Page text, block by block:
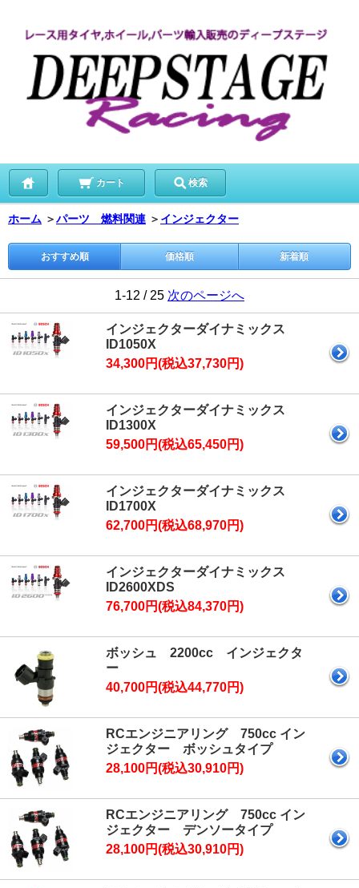
カート 検索
ホーム ＞パーツ 燃料関連 ＞ インジェクター
おすすめ順 価格順 新着順
1-12 / 25 次のページへ
インジェクターダイナミックス
ID1050X
34,300円(税込37,730円)
インジェクターダイナミックス
ID1300X
59,500円(税込65,450円)
インジェクターダイナミックス
ID1700X
62,700円(税込68,970円)
インジェクターダイナミックス
ID2600XDS
76,700円(税込84,370円)
ボッシュ 2200cc インジェクタ
ー
40,700円(税込44,770円)
RCエンジニアリング 750cc イン
ジェクター ボッシュタイプ
28,100円(税込30,910円)
RCエンジニアリング 750cc イン
ジェクター デンソータイプ
28,100円(税込30,910円)